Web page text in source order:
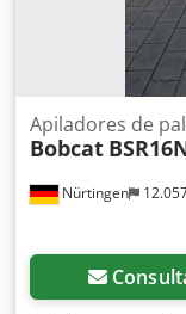
Nürtingen
Apiladores de
Bobcat